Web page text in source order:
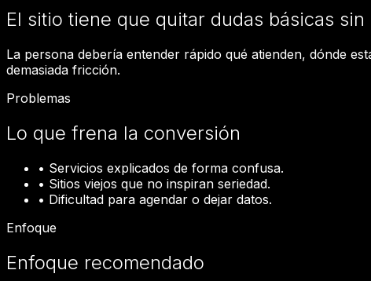
El sitio tiene que quitar dudas básicas
La persona debería entender rápido qué atienden, dónde
demasiada fricción.
Problemas
Lo que frena la conversión
• Servicios explicados de forma confusa.
• Sitios viejos que no inspiran seriedad.
• Dificultad para agendar o dejar datos.
Enfoque
Enfoque recomendado